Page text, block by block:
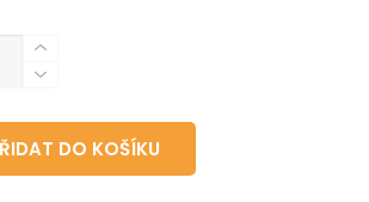
DO KOŠÍKU